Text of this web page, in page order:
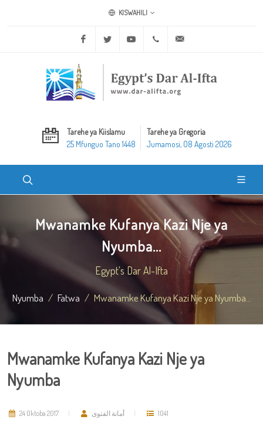
KISWAHILI
Facebook Twitter Youtube +20 2 25970400
Tarehe ya Kiislamu
25 Mfunguo Tano 1448
Tarehe ya Gregoria
Jumamosi, 08 Agosti 2026
Mwanamke Kufanya Kazi Nje ya
Nyumba...
Egypt's Dar Al-Ifta
Nyumba Fatwa Mwanamke Kufanya Kazi Nje ya Nyumba...
Mwanamke Kufanya Kazi Nje ya
Nyumba
24 Oktoba 2017 أمانة الفتوى 1041